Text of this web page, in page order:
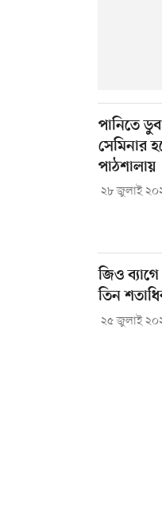
পানিতে
সেমিনার
পাঠশালায়
২৮ জুলাই
জিও
তিন
২৫ জুলাই